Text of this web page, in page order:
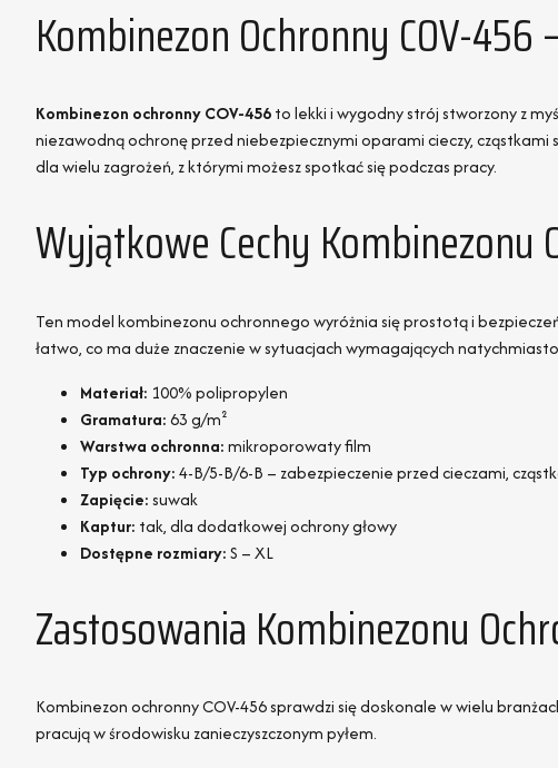
Kombinezon Ochronny COV-456
Kombinezon ochronny COV-456to lekki i wygodny strój stworzony z
niezawodną ochronę przed niebezpiecznymi oparami cieczy,
dla wielu zagrożeń, z którymi możesz spotkać się podczas pracy.
Wyjątkowe Cechy Kombinezonu
Ten model kombinezonu ochronnego wyróżnia się prostotą i
łatwo, co ma duże znaczenie w sytuacjach wymagających
Materiał: 100% polipropylen
Gramatura:63 g/m²
Warstwa ochronna:mikroporowaty film
Typ ochrony:4-B/5-B/6-B – zabezpieczenie przed cieczami,
Zapięcie:suwak
Kaptur: tak, dla dodatkowej ochrony głowy
Dostępne rozmiary:S – XL
Zastosowania Kombinezonu
Kombinezon ochronny COV-456 sprawdzi się doskonale w wielu
pracują w środowisku zanieczyszczonym pyłem.